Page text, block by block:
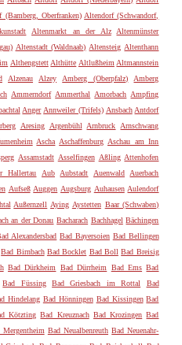
(Bamberg, Oberfranken) Altendorf (Schwandorf,
Altenmarkt an der Alz
Altenmünster
Altenstadt (Waldnaab) Altensteig Altenthann
Althengstett Althütte Altlußheim Altmannstein
Alzenau Alzey Amberg (Oberpfalz)
Amberg
Ammerndorf Ammerthal Amorbach Ampfing
Anger Annweiler (Trifels) Ansbach Antdorf
Aresing Argenbühl Arnbruck
Arnschwang
Ascha Aschaffenburg Aschau am Inn
Assamstadt Asselfingen Aßling Attenhofen
Hallertau Aub Aubstadt Auenwald
Auerbach
Aufseß Auggen Augsburg Auhausen Aulendorf
Außernzell Aying Aystetten Baar (Schwaben)
an der Donau Bacharach Bachhagel Bächingen
Alexandersbad Bad Bayersoien Bad Bellingen
Bad Birnbach Bad Bocklet Bad Boll Bad Breisig
Bad Dürkheim Bad Dürrheim Bad Ems Bad
Bad Füssing Bad Griesbach im Rottal
Bad
Hindelang Bad Hönningen Bad Kissingen Bad
Kötzting Bad Kreuznach Bad Krozingen Bad
Mergentheim Bad Neualbenreuth Bad Neuenahr-